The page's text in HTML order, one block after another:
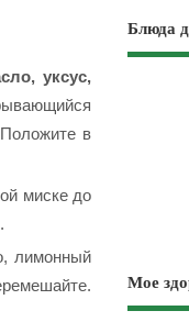
уксус,
в
миске до
лимонный
Блюда
Мое